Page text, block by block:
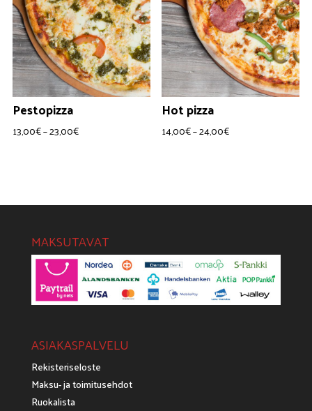
Pestopizza
13,00€–23,00€Hintaluokka:
Hot pizza
14,00€–24,00€Hintaluokka:
MAKSUTAVAT
ASIAKASPALVELU
Rekisteriseloste
Maksu- ja toimitusehdot
Ruokalista